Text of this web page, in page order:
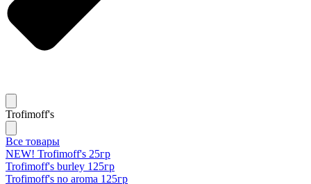
Trofimoff's
Все товары
NEW! Trofimoff's 25гр
Trofimoff's burley 125гр
Trofimoff's no aroma 125гр